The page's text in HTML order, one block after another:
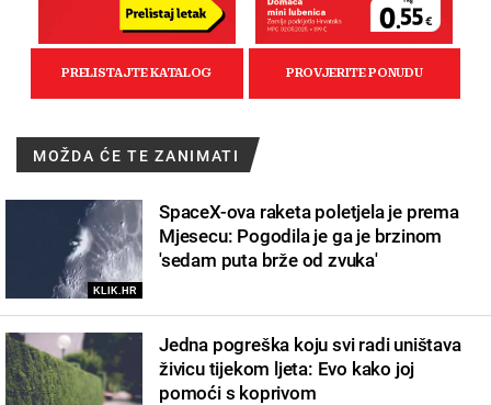
MOŽDA ĆE TE ZANIMATI
KLIK.HR
SpaceX-ova raketa poletjela je prema
Mjesecu: Pogodila je ga je brzinom
'sedam puta brže od zvuka'
Jedna pogreška koju svi radi uništava
živicu tijekom ljeta: Evo kako joj
pomoći s koprivom